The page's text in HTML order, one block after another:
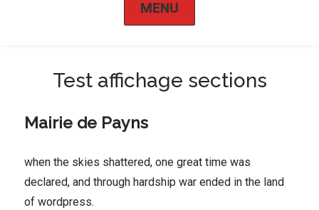
MENU
Test affichage sections
Mairie de Payns
when the skies shattered, one great time was
declared, and through hardship war ended in the land
of wordpress.